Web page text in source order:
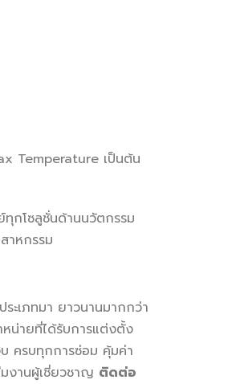
Temperature เป็นต้น
กโซลูชั่นด้านนวัตกรรม
าหกรรม
ะเภทมา ยาวนานมากกว่า
น่ายที่ได้รับการแต่งตั้ง
ครบทุกการซ่อม คุ้มค่า
งานผู้เชี่ยวชาญ ติดต่อ